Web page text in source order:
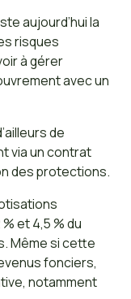
aujourd’hui la
risques
à gérer
avec un
de
via un contrat
des protections.
et 4,5 % du
Même si cette
fonciers,
notamment